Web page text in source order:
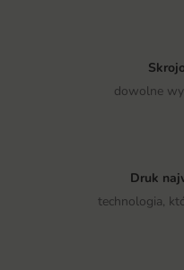
dowolne
Druk
technologia,